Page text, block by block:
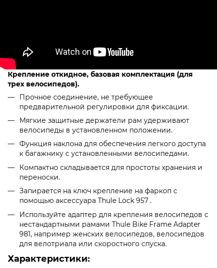
Крепление откидное, базовая комплектация (для
трех велосипедов).
Прочное соединение, не требующее
предварительной регулировки для фиксации.
Мягкие защитные держатели рам удерживают
велосипеды в установленном положении.
Функция наклона для обеспечения легкого доступа
к багажнику с установленными велосипедами.
Компактно складывается для простоты хранения и
переноски.
Запирается на ключ крепление на фаркоп с
помощью аксессуара Thule Lock 957 .
Используйте адаптер для крепления велосипедов с
нестандартными рамами Thule Bike Frame Adapter
981, например женских велосипедов, велосипедов
для велотриала или скоростного спуска.
Характеристики: